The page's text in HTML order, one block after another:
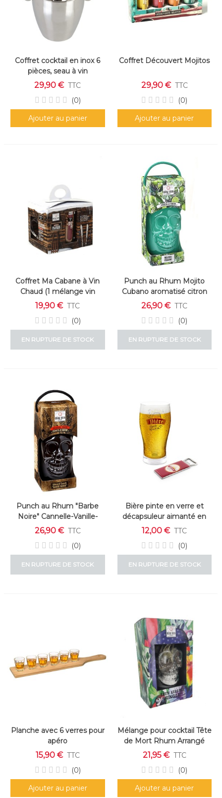
Coffret cocktail en inox 6
pièces, seau à vin
29,90 € TTC
(0)
Ajouter au panier
Coffret Découvert Mojitos
29,90 € TTC
(0)
Ajouter au panier
Coffret Ma Cabane à Vin
Chaud (1 mélange vin
chaud + 2 tasses avec
couvercle en liège)
19,90 € TTC
(0)
EN RUPTURE DE STOCK
Punch au Rhum Mojito
Cubano aromatisé citron
vert - menthe
26,90 € TTC
(0)
EN RUPTURE DE STOCK
Punch au Rhum "Barbe
Noire" Cannelle-Vanille-
Banane
26,90 € TTC
(0)
EN RUPTURE DE STOCK
Bière pinte en verre et
décapsuleur aimanté en
acier et inox
12,00 € TTC
(0)
EN RUPTURE DE STOCK
Planche avec 6 verres pour
apéro
15,90 € TTC
(0)
Ajouter au panier
Mélange pour cocktail Tête
de Mort Rhum Arrangé
"Jungle"
21,95 € TTC
(0)
Ajouter au panier